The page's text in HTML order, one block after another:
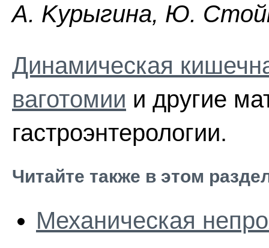
A. Kypыгинa, Ю.
Динамическая
ваготомии и другие
гастроэнтерологии.
Читайте также в этом
Механическая